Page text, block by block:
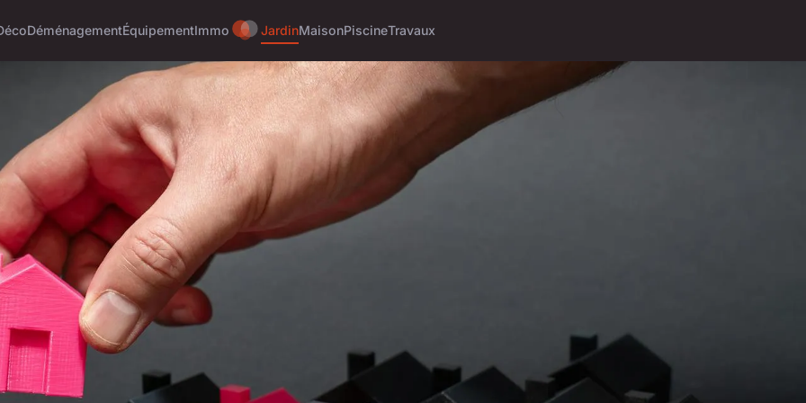
DéménagementÉquipementImmo JardinMaisonPiscineTravaux